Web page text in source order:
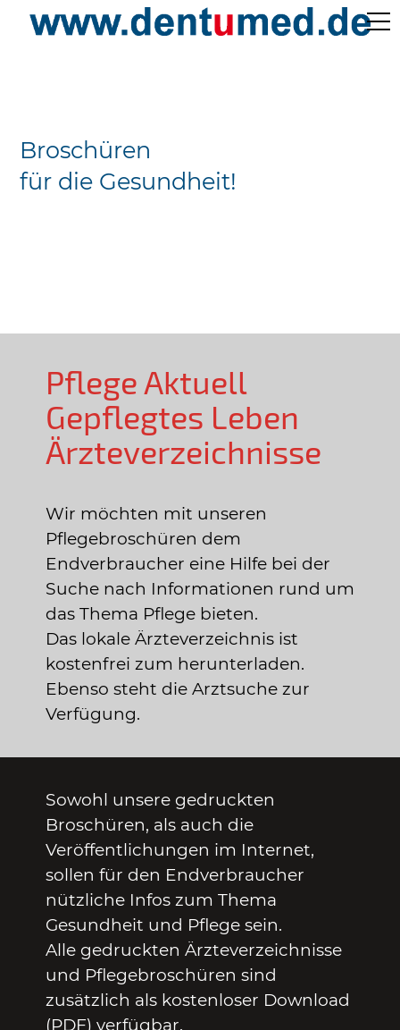
Ärzteverzeichnisse
Broschüren
für die Gesundheit!
Pflege Aktuell
Gepflegtes Leben
Ärzteverzeichnisse
Wir möchten mit unseren
Pflegebroschüren dem
Endverbraucher eine Hilfe bei der
Suche nach Informationen rund um
das Thema Pflege bieten.
Das lokale Ärzteverzeichnis ist
kostenfrei zum herunterladen.
Ebenso steht die Arztsuche zur
Verfügung.
Sowohl unsere gedruckten
Broschüren, als auch die
Veröffentlichungen im Internet,
sollen für den Endverbraucher
nützliche Infos zum Thema
Gesundheit und Pflege sein.
Alle gedruckten Ärzteverzeichnisse
und Pflegebroschüren sind
zusätzlich als kostenloser Download
(PDF) verfügbar.